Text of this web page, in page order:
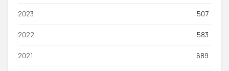
2023 507
2022 583
2021 689